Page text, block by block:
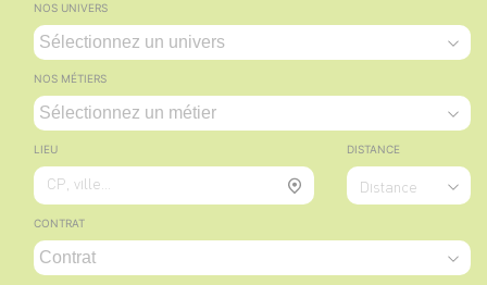
NOS UNIVERS
NOS MÉTIERS
LIEU
CP, ville...
DISTANCE
Distance
CONTRAT